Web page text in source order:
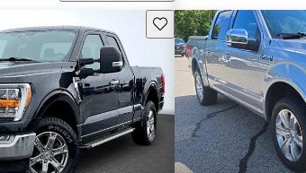
Guarda este Aviso